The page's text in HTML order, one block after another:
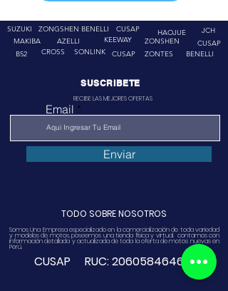
SUZUKI
ZONGSHEN
MAKIBA
AZELLI
BENELLI
CUSAP
KEEWAY
B52
CROSS SONLINK CUSAP
HAOJUE
JCH
ZONSHEN
ZONTES
CUSAP
BENELLI
SUSCRIBETE
RECIBE LAS MEJORES OFERTAS
Email
Enviar
TODO SOBRE NOSOTROS
Somos Una Empresa especializado en la comercialización de toda variedad
y modelos de motos, poseemos una tienda física y virtual. contamos con
información detallada y actualizada de toda la oferta de motos nuevas en
Perú.
CUSAP RUC:20605846468